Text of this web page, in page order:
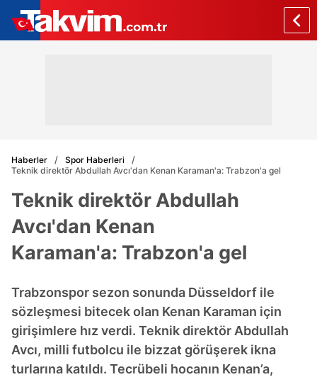
Haberler
Spor Haberleri
Teknik direktör Abdullah Avcı'dan Kenan Karaman'a: Trabzon'a gel
Teknik direktör Abdullah
Avcı'dan Kenan
Karaman'a: Trabzon'a gel
Trabzonspor sezon sonunda Düsseldorf ile
sözleşmesi bitecek olan Kenan Karaman için
girişimlere hız verdi. Teknik direktör Abdullah
Avcı, milli futbolcu ile bizzat görüşerek ikna
turlarına katıldı. Tecrübeli hocanın Kenan’a,